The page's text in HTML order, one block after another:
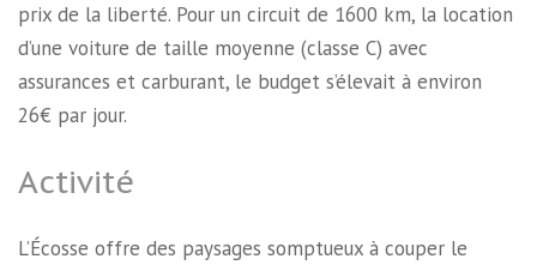
prix de la liberté. Pour un circuit de 1600 km, la location
d’une voiture de taille moyenne (classe C) avec
assurances et carburant, le budget s’élevait à environ
26€ par jour.
Activité
L’Écosse offre des paysages somptueux à couper le